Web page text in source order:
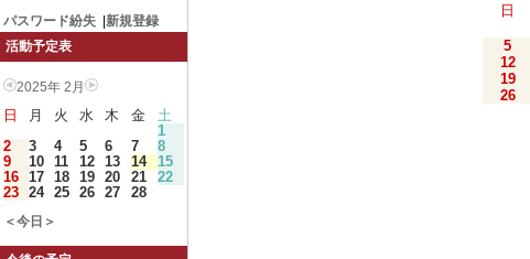
パスワード紛失
新規登録
活動予定表
2025年 2月
日 月 火 水 木 金
土
1
2
3 4 5 6 7
8
9
10 11 12 13 14
15
16 17 18 19 20 21
22
23 24 25 26 27 28
＜今日＞
日
5
12
19
26